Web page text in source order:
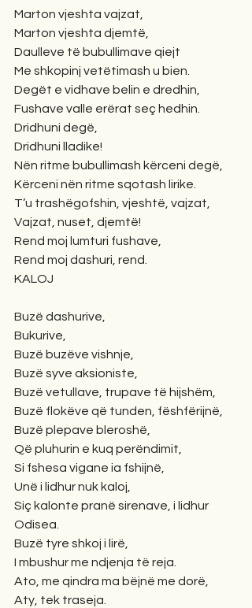
Marton vjeshta vajzat,
Marton vjeshta djemtë,
Daulleve të bubullimave qiejt
Me shkopinj vetëtimash u bien.
Degët e vidhave belin e dredhin,
Fushave valle erërat seç hedhin.
Dridhuni degë,
Dridhuni lladike!
Nën ritme bubullimash kërceni degë,
Kërceni nën ritme sqotash lirike.
T’u trashëgofshin, vjeshtë, vajzat,
Vajzat, nuset, djemtë!
Rend moj lumturi fushave,
Rend moj dashuri, rend.
KALOJ
Buzë dashurive,
Bukurive,
Buzë buzëve vishnje,
Buzë syve aksioniste,
Buzë vetullave, trupave të hijshëm,
Buzë flokëve që tunden, fëshfërijnë,
Buzë plepave bleroshë,
Që pluhurin e kuq perëndimit,
Si fshesa vigane ia fshijnë,
Unë i lidhur nuk kaloj,
Siç kalonte pranë sirenave, i lidhur
Odisea.
Buzë tyre shkoj i lirë,
I mbushur me ndjenja të reja.
Ato, me qindra ma bëjnë me dorë,
Aty, tek traseja.